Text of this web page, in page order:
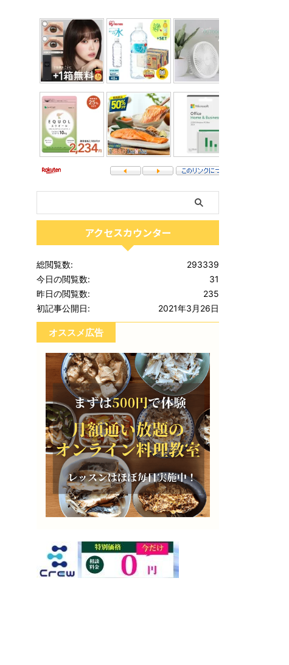
アクセスカウンター
293339
総閲覧数:
31
今日の閲覧数:
235
昨日の閲覧数:
2021年3月26日
初記事公開日:
オススメ広告